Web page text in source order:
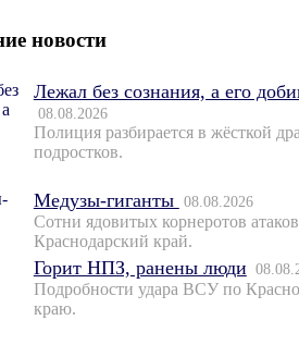
новости
Лежал без сознания, а его
08.08.2026
Полиция разбирается в жёсткой
подростков.
Медузы-гиганты 08.08.2026
Сотни ядовитых корнеротов
Краснодарский край.
Горит НПЗ, ранены люди
Подробности удара ВСУ по
краю.